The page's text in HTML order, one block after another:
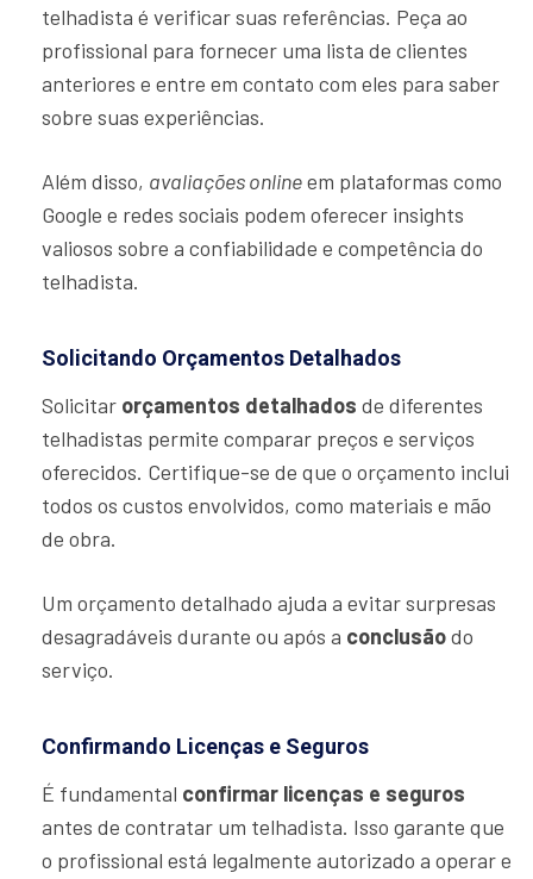
telhadista é verificar suas referências. Peça ao
profissional para fornecer uma lista de clientes
anteriores e entre em contato com eles para saber
sobre suas experiências.
Além disso, avaliações onlineem plataformas como
Google e redes sociais podem oferecer insights
valiosos sobre a confiabilidade e competência do
telhadista.
Solicitando Orçamentos Detalhados
Solicitar orçamentos detalhados de diferentes
telhadistas permite comparar preços e serviços
oferecidos. Certifique-se de que o orçamento inclui
todos os custos envolvidos, como materiais e mão
de obra.
Um orçamento detalhado ajuda a evitar surpresas
desagradáveis durante ou após a conclusãodo
serviço.
Confirmando Licenças e Seguros
É fundamental confirmar licenças e seguros
antes de contratar um telhadista. Isso garante que
o profissional está legalmente autorizado a operar e